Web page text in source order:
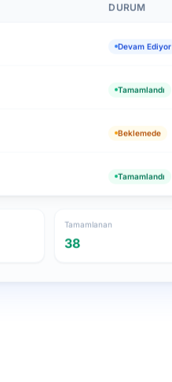
DURUM
Devam Ediyor
Tamamlandı
Beklemede
Tamamlandı
Tamamlanan
38